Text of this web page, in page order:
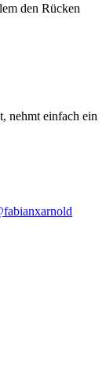
den Rücken
nehmt einfach ein